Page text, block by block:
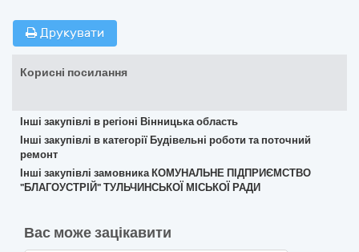
Друкувати
Корисні посилання
Інші закупівлі в регіоні Вінницька область
Інші закупівлі в категорії Будівельні роботи та поточний
ремонт
Інші закупівлі замовника КОМУНАЛЬНЕ ПІДПРИЄМСТВО
"БЛАГОУСТРІЙ" ТУЛЬЧИНСЬКОЇ МІСЬКОЇ РАДИ
Вас може зацікавити